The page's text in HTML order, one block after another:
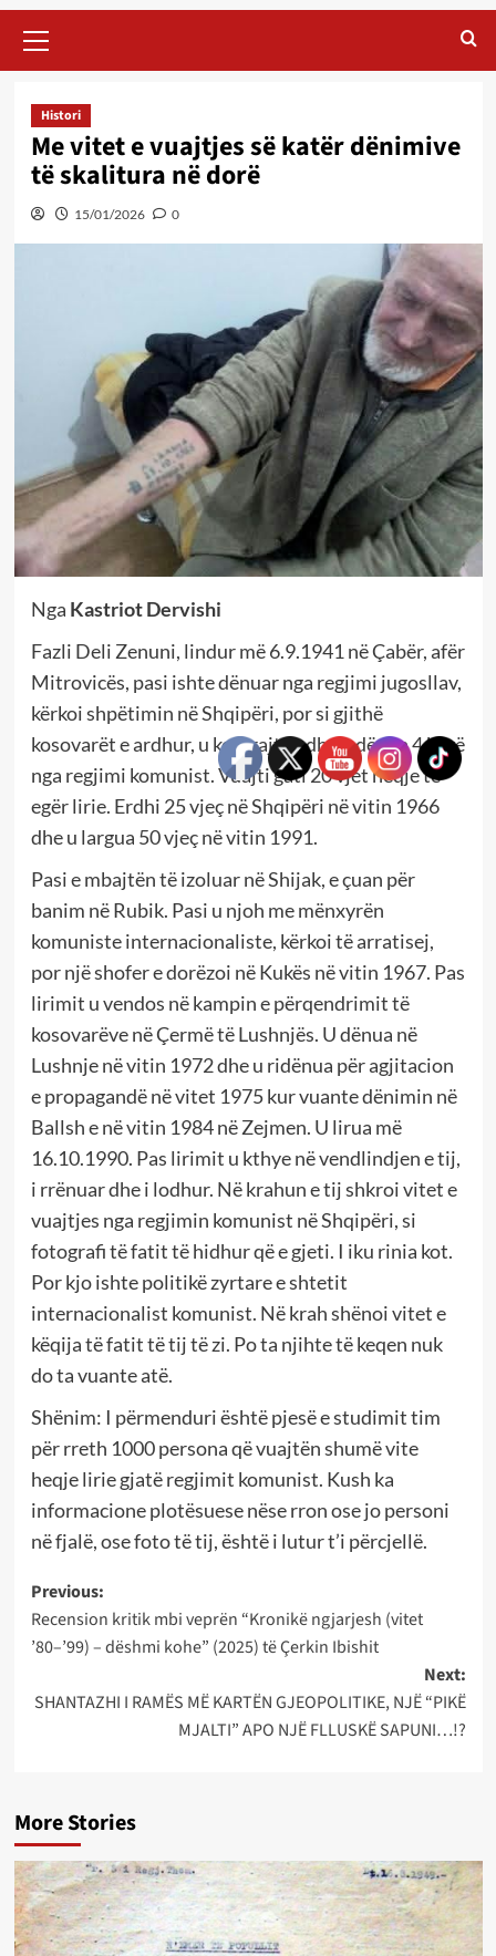
Menu
Histori
Me vitet e vuajtjes së katër dënimive
të skalitura në dorë
15/01/2026 0
Nga Kastriot Dervishi
Fazli Deli Zenuni, lindur më 6.9.1941 në Çabër, afër
Mitrovicës, pasi ishte dënuar nga regjimi jugosllav,
kërkoi shpëtimin në Shqipëri, por si gjithë
kosovarët e ardhur, u keqtrajtua dhe u dënua 4 herë
nga regjimi komunist. Vuajti gati 20 vjet heqje të
egër lirie. Erdhi 25 vjeç në Shqipëri në vitin 1966
dhe u largua 50 vjeç në vitin 1991.
Pasi e mbajtën të izoluar në Shijak, e çuan për
banim në Rubik. Pasi u njoh me mënxyrën
komuniste internacionaliste, kërkoi të arratisej,
por një shofer e dorëzoi në Kukës në vitin 1967. Pas
lirimit u vendos në kampin e përqendrimit të
kosovarëve në Çermë të Lushnjës. U dënua në
Lushnje në vitin 1972 dhe u ridënua për agjitacion
e propagandë në vitet 1975 kur vuante dënimin në
Ballsh e në vitin 1984 në Zejmen. U lirua më
16.10.1990. Pas lirimit u kthye në vendlindjen e tij,
i rrënuar dhe i lodhur. Në krahun e tij shkroi vitet e
vuajtjes nga regjimin komunist në Shqipëri, si
fotografi të fatit të hidhur që e gjeti. I iku rinia kot.
Por kjo ishte politikë zyrtare e shtetit
internacionalist komunist. Në krah shënoi vitet e
këqija të fatit të tij të zi. Po ta njihte të keqen nuk
do ta vuante atë.
Shënim: I përmenduri është pjesë e studimit tim
për rreth 1000 persona që vuajtën shumë vite
heqje lirie gjatë regjimit komunist. Kush ka
informacione plotësuese nëse rron ose jo personi
në fjalë, ose foto të tij, është i lutur t’i përcjellë.
Post
navigation
Previous:
Recension kritik mbi veprën “Kronikë ngjarjesh (vitet
’80–’99) – dëshmi kohe” (2025) të Çerkin Ibishit
Next:
SHANTAZHI I RAMËS MË KARTËN GJEOPOLITIKE, NJË “PIKË
MJALTI” APO NJË FLLUSKË SAPUNI…!?
More Stories